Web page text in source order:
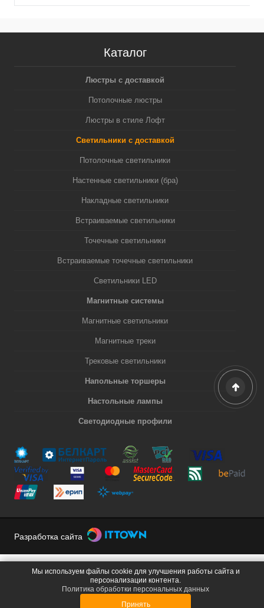
Каталог
Люстры с доставкой
Потолочные люстры
Люстры в стиле Лофт
Светильники с доставкой
Потолочные светильники
Настенные светильники (бра)
Накладные светильники
Встраиваемые светильники
Точечные светильники
Встраиваемые точечные светильники
Светильники LED
Магнитные системы
Магнитные светильники
Магнитные треки
Трековые светильники
Напольные торшеры
Настольные лампы
Светодиодные профили
Разработка сайта
Мы используем файлы cookie для улучшения работы сайта и
персонализации контента.
Политика обработки персональных данных
Принять